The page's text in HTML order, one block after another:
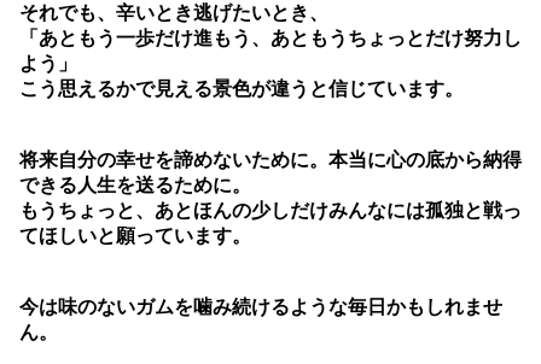
それでも、辛いとき逃げたいとき、
「あともう一歩だけ進もう、あともうちょっとだけ努力し
よう」
こう思えるかで見える景色が違うと信じています。
将来自分の幸せを諦めないために。本当に心の底から納得
できる人生を送るために。
もうちょっと、あとほんの少しだけみんなには孤独と戦っ
てほしいと願っています。
今は味のないガムを噛み続けるような毎日かもしれませ
ん。